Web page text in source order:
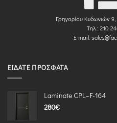
Γρηγορίου Κυδωνιών
Τηλ.: 210
E-mail:
ΕΊΔΑΤΕ ΠΡΌΣΦΑΤΑ
Laminate CPL–F-164
280€